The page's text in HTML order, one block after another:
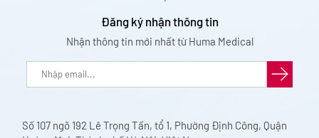
Đăng ký nhận thông tin
Nhận thông tin mới nhất từ Huma Medical
Số 107 ngõ 192 Lê Trọng Tấn, tổ 1, Phường Định Công, Quận